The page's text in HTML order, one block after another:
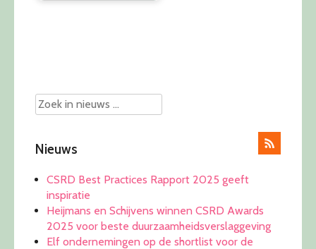
Nieuws
CSRD Best Practices Rapport 2025 geeft
inspiratie
Heijmans en Schijvens winnen CSRD Awards
2025 voor beste duurzaamheidsverslaggeving
Elf ondernemingen op de shortlist voor de